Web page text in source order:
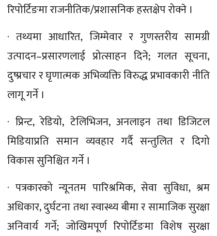
रिपोर्टिङमा राजनीतिक/प्रशासनिक हस्तक्षेप रोक्ने ।
· तथ्यमा आधारित, जिम्मेवार र गुणस्तरीय सामग्री
उत्पादन–प्रसारणलाई प्रोत्साहन दिने; गलत सूचना,
दुष्प्रचार र घृणात्मक अभिव्यक्ति विरुद्ध प्रभावकारी नीति
लागू गर्ने ।
· प्रिन्ट, रेडियो, टेलिभिजन, अनलाइन तथा डिजिटल
मिडियाप्रति समान व्यवहार गर्दै सन्तुलित र दिगो
विकास सुनिश्चित गर्ने ।
· पत्रकारको न्यूनतम पारिश्रमिक, सेवा सुविधा, श्रम
अधिकार, दुर्घटना तथा स्वास्थ्य बीमा र सामाजिक सुरक्षा
अनिवार्य गर्ने; जोखिमपूर्ण रिपोर्टिङमा विशेष सुरक्षा